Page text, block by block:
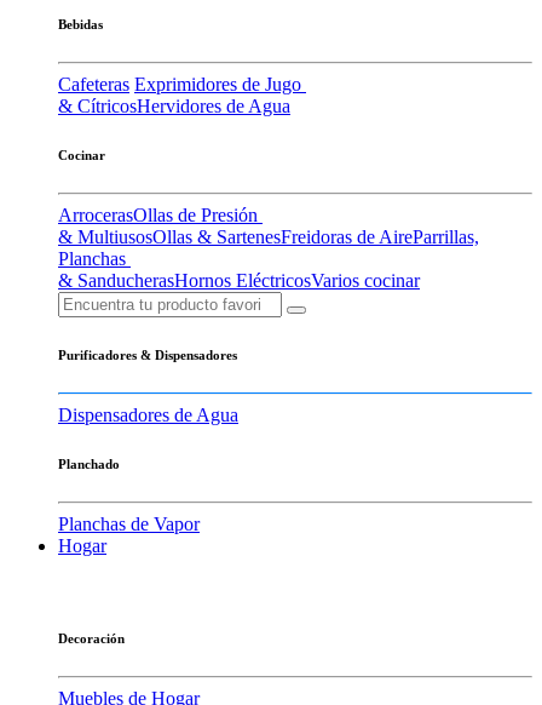
Bebidas
Cafeteras Exprimidores de Jugo
& CítricosHervidores de Agua
Cocinar
ArrocerasOllas de Presión
& MultiusosOllas & SartenesFreidoras de AireParrillas,
Planchas
& SanducherasHornos EléctricosVarios cocinar
Purificadores & Dispensadores
Dispensadores de Agua
Planchado
Planchas de Vapor
Hogar
Decoración
Muebles de Hogar